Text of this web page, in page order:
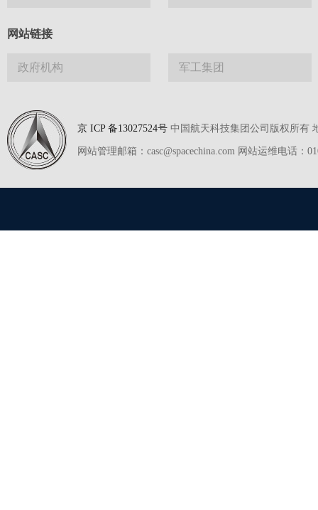
网站链接
政府机构 军工集团
京 ICP 备13027524号 中国航天科技集团公司版权所有
网站管理邮箱：casc@spacechina.com 网站运维电话：